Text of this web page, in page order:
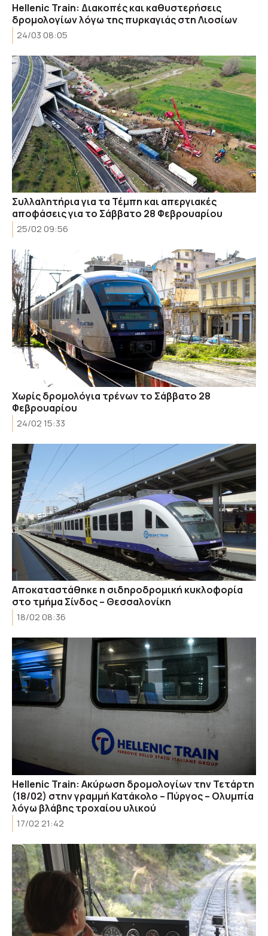
Hellenic Train: Διακοπές και καθυστερήσεις
δρομολογίων λόγω της πυρκαγιάς στη Λιοσίων
24/03 08:05
Συλλαλητήρια για τα Τέμπη και απεργιακές
αποφάσεις για το Σάββατο 28 Φεβρουαρίου
25/02 09:56
Xωρίς δρομολόγια τρένων το Σάββατο 28
Φεβρουαρίου
24/02 15:33
Αποκαταστάθηκε η σιδηροδρομική κυκλοφορία
στο τμήμα Σίνδος – Θεσσαλονίκη
18/02 08:36
Hellenic Train: Ακύρωση δρομολογίων την Τετάρτη
(18/02) στην γραμμή Κατάκολο – Πύργος – Ολυμπία
λόγω βλάβης τροχαίου υλικού
17/02 21:42